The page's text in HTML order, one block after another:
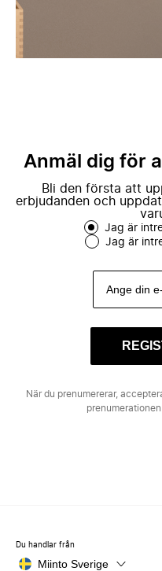
Anmäl dig för
Bli den första att
erbjudanden och
Jag är
Jag är
När du prenumererar,
Du handlar från
Miinto Sverige